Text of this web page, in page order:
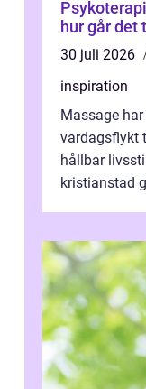
Psykoterapi i lund vad
hur går det
30 juli 2026
inspiration
Massage
vardagsflykt
hållbar
kristianstad